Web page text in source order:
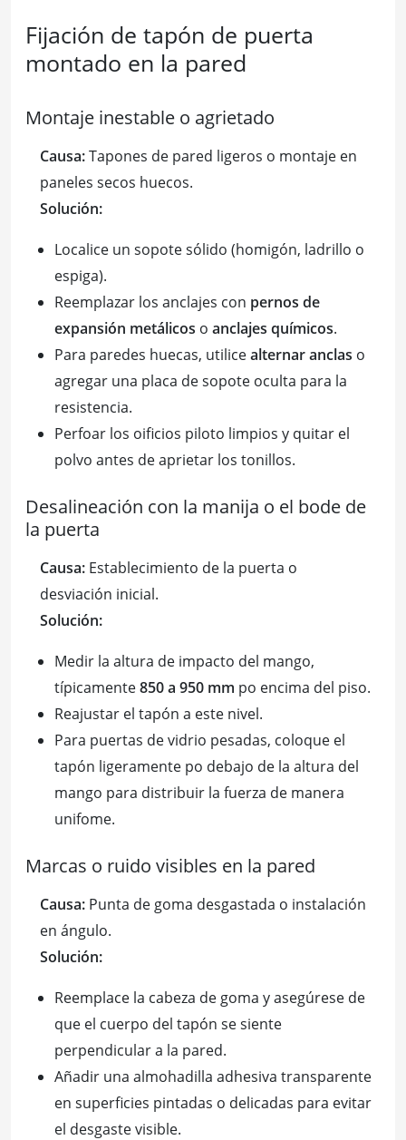
Fijación de tapón de puerta
montado en la pared
Montaje inestable o agrietado
Causa:Tapones de pared ligeros o montaje en
paneles secos huecos.
Solución:
Localice un sopote sólido (homigón, ladrillo o
espiga).
Reemplazar los anclajes con pernos de
expansión metálicos o anclajes químicos.
Para paredes huecas, utilicealternar anclas o
agregar una placa de sopote oculta para la
resistencia.
Perfoar los oificios piloto limpios y quitar el
polvo antes de aprietar los tonillos.
Desalineación con la manija o el bode de
la puerta
Causa: Establecimiento de la puerta o
desviación inicial.
Solución:
Medir la altura de impacto del mango,
típicamente850 a 950 mm po encima del piso.
Reajustar el tapón a este nivel.
Para puertas de vidrio pesadas, coloque el
tapón ligeramente po debajo de la altura del
mango para distribuir la fuerza de manera
unifome.
Marcas o ruido visibles en la pared
Causa: Punta de goma desgastada o instalación
en ángulo.
Solución:
Reemplace la cabeza de goma y asegúrese de
que el cuerpo del tapón se siente
perpendicular a la pared.
Añadir una almohadilla adhesiva transparente
en superficies pintadas o delicadas para evitar
el desgaste visible.